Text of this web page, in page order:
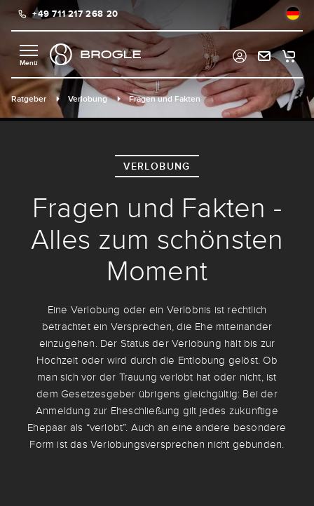
springen
+49 711 217 268 20
Ratgeber Verlobung Fragen und Fakten
VERLOBUNG
Fragen und Fakten -
Alles zum schönsten
Moment
Eine Verlobung oder ein Verlöbnis ist rechtlich
betrachtet ein Versprechen, die Ehe miteinander
einzugehen. Der Status der Verlobung hält bis zur
Hochzeit oder wird durch die Entlobung gelöst. Ob
man sich vor der Trauung verlobt hat oder nicht, ist
dem Gesetzesgeber übrigens gleichgültig: Bei der
Anmeldung zur Eheschließung gilt jedes zukünftige
Ehepaar als “verlobt”. Auch an eine andere besondere
Form ist das Verlobungsversprechen nicht gebunden.